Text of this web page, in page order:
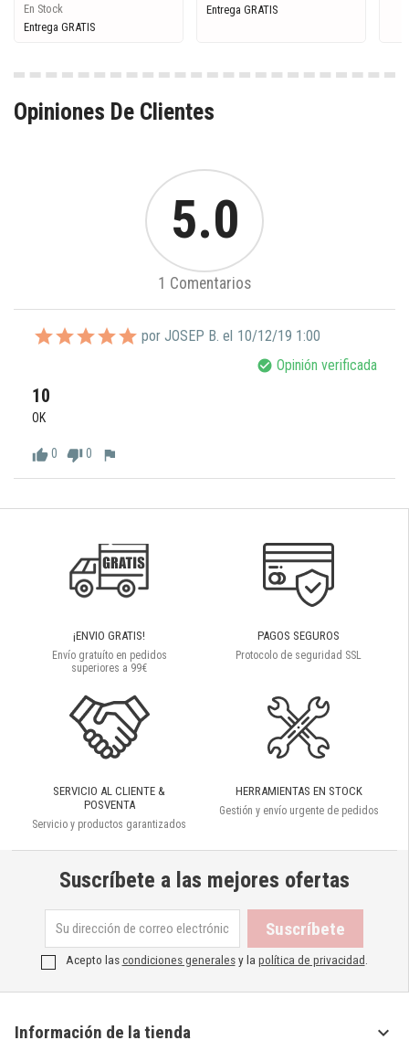
En Stock
Entrega GRATIS
Entrega GRATIS
Opiniones De Clientes
5.0
1 Comentarios
por JOSEP B. el 10/12/19 1:00
check_circle Opinión verificada
10
OK
thumb_up0 thumb_down0 flag
¡ENVIO GRATIS!
Envío gratuíto en pedidos
superiores a 99€
PAGOS SEGUROS
Protocolo de seguridad SSL
SERVICIO AL CLIENTE &
POSVENTA
Servicio y productos garantizados
HERRAMIENTAS EN STOCK
Gestión y envío urgente de pedidos
Suscríbete a las mejores ofertas
Acepto lascondiciones generalesy la política de privacidad.
Información de la tienda 